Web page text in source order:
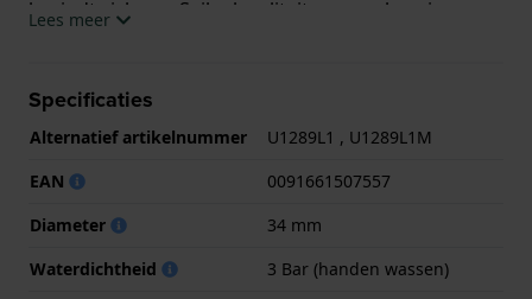
bevindt zich een Seiko kwaliteitsuurwerk en is
Het horloge is 3ATM. Dit betekent dat het horloge
geleverd met 2 jaar garantie.
Lees meer
Specificaties
Alternatief artikelnummer
U1289L1 , U1289L1M
EAN
0091661507557
Diameter
34 mm
Waterdichtheid
3 Bar (handen wassen)